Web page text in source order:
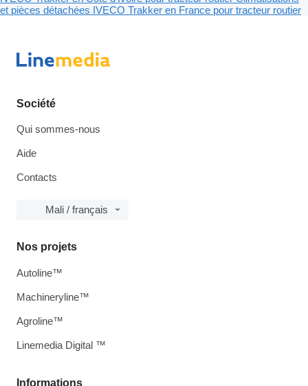
et pièces détachées IVECO Trakker en France pour tracteur routier
Société
Qui sommes-nous
Aide
Contacts
Mali / français
Informations
Nos projets
Autoline™
Machineryline™
Agroline™
Linemedia Digital ™